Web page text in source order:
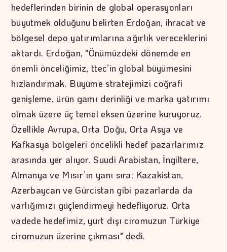
hedeflerinden birinin de global operasyonları
büyütmek olduğunu belirten Erdoğan, ihracat ve
bölgesel depo yatırımlarına ağırlık vereceklerini
aktardı. Erdoğan, "Önümüzdeki dönemde en
önemli önceliğimiz, ttec’in global büyümesini
hızlandırmak. Büyüme stratejimizi coğrafi
genişleme, ürün gamı derinliği ve marka yatırımı
olmak üzere üç temel eksen üzerine kuruyoruz.
Özellikle Avrupa, Orta Doğu, Orta Asya ve
Kafkasya bölgeleri öncelikli hedef pazarlarımız
arasında yer alıyor. Suudi Arabistan, İngiltere,
Almanya ve Mısır’ın yanı sıra; Kazakistan,
Azerbaycan ve Gürcistan gibi pazarlarda da
varlığımızı güçlendirmeyi hedefliyoruz. Orta
vadede hedefimiz, yurt dışı ciromuzun Türkiye
ciromuzun üzerine çıkması" dedi.